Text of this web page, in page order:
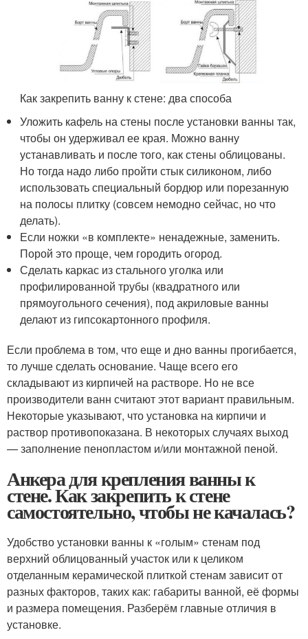
Как закрепить ванну к стене: два способа
Уложить кафель на стены после установки ванны так,
чтобы он удерживал ее края. Можно ванну
устанавливать и после того, как стены облицованы.
Но тогда надо либо пройти стык силиконом, либо
использовать специальный бордюр или порезанную
на полосы плитку (совсем немодно сейчас, но что
делать).
Если ножки «в комплекте» ненадежные, заменить.
Порой это проще, чем городить огород.
Сделать каркас из стального уголка или
профилированной трубы (квадратного или
прямоугольного сечения), под акриловые ванны
делают из гипсокартонного профиля.
Если проблема в том, что еще и дно ванны прогибается,
то лучше сделать основание. Чаще всего его
складывают из кирпичей на растворе. Но не все
производители ванн считают этот вариант правильным.
Некоторые указывают, что установка на кирпичи и
раствор противопоказана. В некоторых случаях выход
— заполнение пенопластом и/или монтажной пеной.
Анкера для крепления ванны к
стене. Как закрепить к стене
самостоятельно, чтобы не качалась?
Удобство установки ванны к «голым» стенам под
верхний облицованный участок или к целиком
отделанным керамической плиткой стенам зависит от
разных факторов, таких как: габариты ванной, её формы
и размера помещения. Разберём главные отличия в
установке.